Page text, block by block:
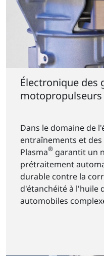
Électronique des
Dans le domaine de
entraînements et
Plasma® garantit un
prétraitement
durable contre la
d'étanchéité à l'huile
automobiles